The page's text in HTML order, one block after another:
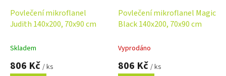
Povlečení mikroflanel
Judith 140x200, 70x90 cm
Skladem
806 Kč / ks
Povlečení mikroflanel Magic
Black 140x200, 70x90 cm
Vyprodáno
806 Kč / ks